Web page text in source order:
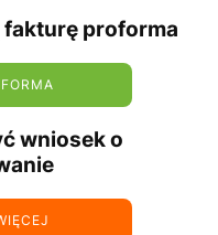
proforma
wniosek o